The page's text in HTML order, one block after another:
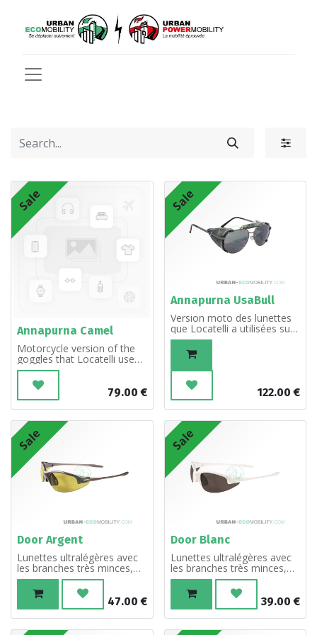
Sale
Annapurna Camel
Motorcycle version of the
goggles that Locatelli used
on the K2. Light metal
frame in nickel and gun
finishes, polycarbonate
teardrop-shaped lenses in
anthracite finish with flash
coating. It has leather
temple guards, easily
removable and leather
bridge.
79.00 €
Sale
Annapurna UsaBull
Version moto des lunettes
que Locatelli a utilisées sur
le K2. Monture en métal
léger dans les finitions
nickel et gun, verres forme
goutte d’eau en
polycarbonate au finition
anthracite à revêtement
flash. Il a les protège-
tempes et le pont en cuir
nappa imprimé de dessin
typique Usabull.
122.00 €
Sale
Door Argent
Lunettes ultralégères avec
les branches très minces,
mais résistantes
47.00 €
Sale
Door Blanc
Lunettes ultralégères avec
les branches très minces,
mais résistantes
39.00 €